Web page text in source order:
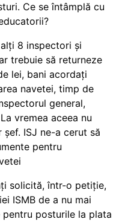
Ce se întâmplă cu
8 inspectori și
trebuie să returneze
lei, bani acordați
navetei, timp de
general,
vremea aceea nu
ISJ ne-a cerut să
pentru
solicită, într-o petiție,
ISMB de a nu mai
pentru posturile la plata